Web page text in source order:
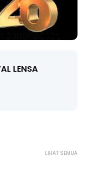
WANG TAHUN 6
#141 #...
LIHAT SEMUA